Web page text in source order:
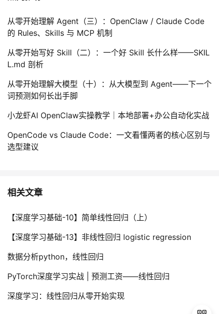
从零开始理解 Agent（三）：OpenClaw / Claude Code
的 Rules、Skills 与 MCP 机制
从零开始写好 Skill（二）：一个好 Skill 长什么样——SKIL
L.md 剖析
从零开始理解大模型（十）：从大模型到 Agent——下一个
词预测如何长出手脚
小龙虾AI OpenClaw实操教学｜本地部署+办公自动化实战
OpenCode vs Claude Code：一文看懂两者的核心区别与
选型建议
相关文章
【深度学习基础-10】简单线性回归（上）
【深度学习基础-13】非线性回归 logistic regression
数据分析python，线性回归
PyTorch深度学习实战 | 预测工资——线性回归
深度学习：线性回归从零开始实现